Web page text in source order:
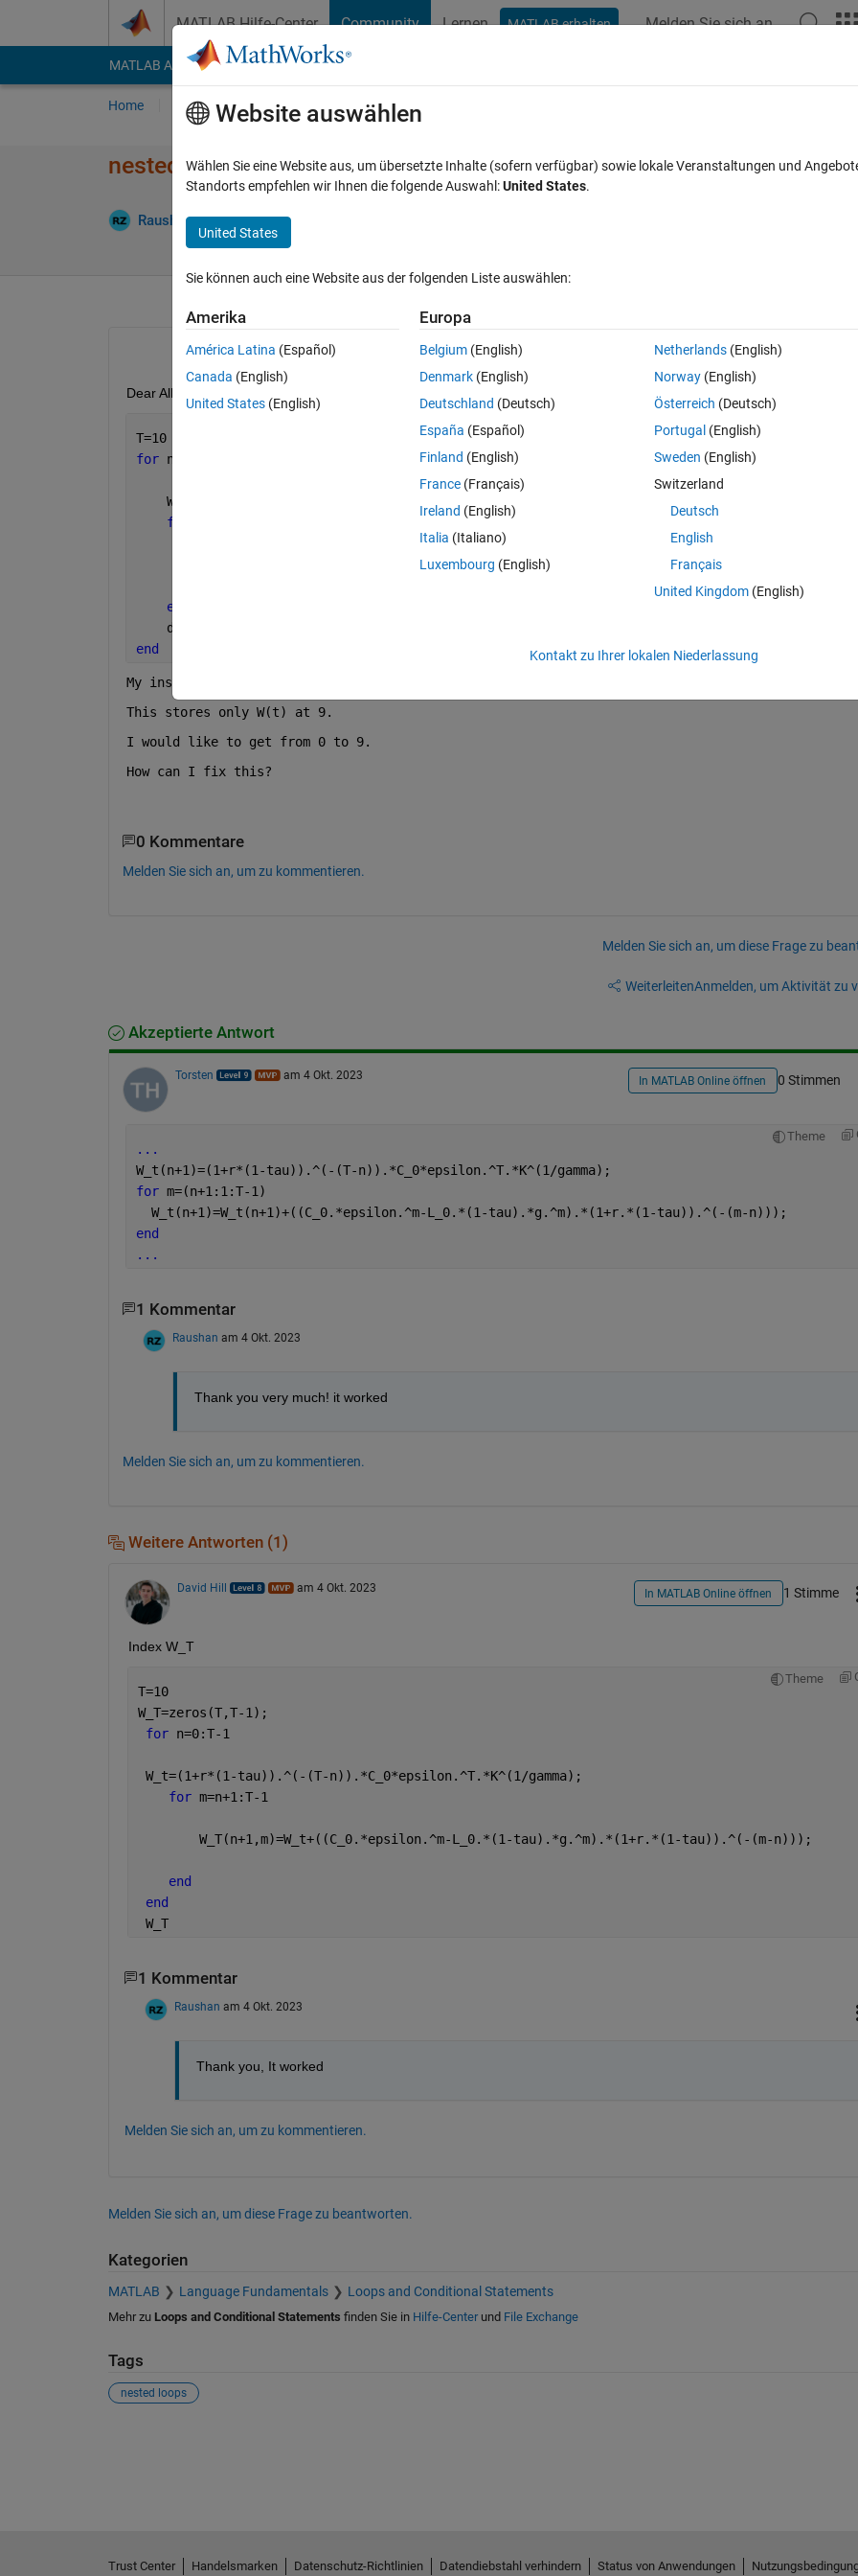
MATLAB Hilfe-Center Community Lernen MATLAB erhalten Melden Sie sich an
MATLAB Answers File Exchange Cody
Home Fragen Antworten Durchsuchen
nested loop shows only the result of last iteration
Raushan 4 Okt. 2023
In MATLAB Online öffnen 0 Stimmen
Dear All,
T=10
for n=(0:1:(T-1))
    W_t=(1+r*(1-tau)).^(-(T-n)).*C_0*epsilon.^T.*K^(1/gamma);
for
        W_t=W_t+((C_0.*epsilon.^m-L_0.*(1-tau).*g.^m).*(1+r.*(1-tau)).^(-(m-n)));
end
    disp(W_t)
end
My inside loop depends on index of outside loop
This stores only W(t) at 9.
I would like to get from 0 to 9.
How can I fix this?
0 Kommentare
Melden Sie sich an, um zu kommentieren.
Melden Sie sich an, um diese Frage zu
WeiterleitenAnmelden, um Aktivität zu
Akzeptierte Antwort
Torsten am 4 Okt. 2023 In MATLAB Online öffnen 0 Stimmen
Theme
...
W_t(n+1)=(1+r*(1-tau)).^(-(T-n)).*C_0*epsilon.^T.*K^(1/gamma);
for m=(n+1:1:T-1)
  W_t(n+1)=W_t(n+1)+((C_0.*epsilon.^m-L_0.*(1-tau).*g.^m).*(1+r.*(1-tau)).^(-(m-n)));
end
...
1 Kommentar
Raushan am 4 Okt. 2023
Thank you very much! it worked
Melden Sie sich an, um zu kommentieren.
Weitere Antworten (1)
David Hill am 4 Okt. 2023 In MATLAB Online öffnen 1 Stimme
Index W_T
Theme
T=10
W_T=zeros(T,T-1);
for n=0:T-1
W_t=(1+r*(1-tau)).^(-(T-n)).*C_0*epsilon.^T.*K^(1/gamma);
for m=n+1:T-1
        W_T(n+1,m)=W_t+((C_0.*epsilon.^m-L_0.*(1-tau).*g.^m).*(1+r.*(1-tau)).^(-(m-n)));
end
end
W_T
1 Kommentar
Raushan am 4 Okt. 2023
Thank you, It worked
Melden Sie sich an, um zu kommentieren.
Melden Sie sich an, um diese Frage zu beantworten.
Kategorien
MATLAB Language Fundamentals Loops and Conditional Statements
Mehr zu Loops and Conditional Statements finden Sie in Hilfe-Centerund File Exchange
Tags
nested loops
Website auswählen
Wählen Sie eine Website aus, um übersetzte Inhalte (sofern verfügbar) sowie lokale Veranstaltungen und
Standorts empfehlen wir Ihnen die folgende Auswahl:United States.
United States
Sie können auch eine Website aus der folgenden Liste auswählen:
Amerika
América Latina (Español)
Canada (English)
United States (English)
Europa
Belgium (English)
Denmark (English)
Deutschland (Deutsch)
España (Español)
Finland (English)
France (Français)
Ireland (English)
Italia (Italiano)
Luxembourg (English)
Netherlands(English)
Norway(English)
Österreich (Deutsch)
Portugal (English)
Sweden (English)
Switzerland
Deutsch
English
Français
United Kingdom(English)
Kontakt zu Ihrer lokalen Niederlassung
Trust Center Handelsmarken Datenschutz-Richtlinien Datendiebstahl verhindern Status von Anwendungen